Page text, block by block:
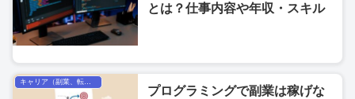
とは？仕事内容や年収・スキル
キャリア（副業、転職、フリーランス）
プログラミングで副業は稼げな